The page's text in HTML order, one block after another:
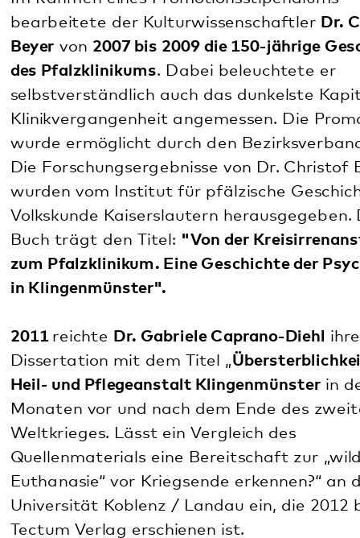
Am18. Januar 2012wurde dieWanderausstellung
"NS-Psychiatrie in der Pfalz"
im Alleehaus
später zur Dauerausstellung umgestaltet wurde.
Die Ausstellung ist jeden Mittwoch von 14:30 Uhr
bis 16 Uhr geöffnet, der Eintritt ist frei. Zusätzlich
gibt es eine Wanderausstellung zum Ausleihen und
einen virtuellen Rundgang. Alle weiteren
Informationen zur Ausstellung finden Sie unter:
www.ns-psychiatrie-pfalz.de.